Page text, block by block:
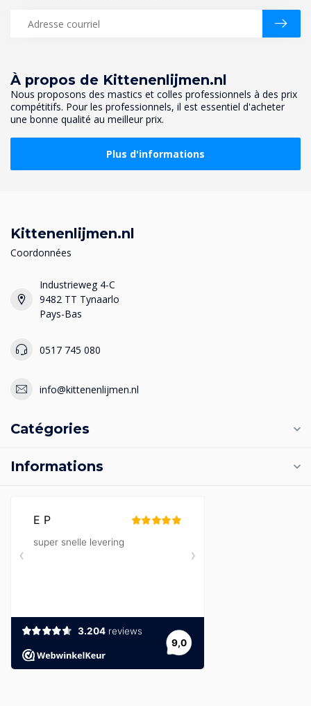
À propos de Kittenenlijmen.nl
Nous proposons des mastics et colles professionnels à des prix
compétitifs. Pour les professionnels, il est essentiel d'acheter
une bonne qualité au meilleur prix.
Plus d'informations
Kittenenlijmen.nl
Coordonnées
Industrieweg 4-C
9482 TT Tynaarlo
Pays-Bas
0517 745 080
info@kittenenlijmen.nl
Catégories
Informations